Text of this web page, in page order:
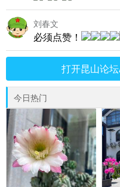
刘春文
必须点赞！
打开昆山论
今日热门